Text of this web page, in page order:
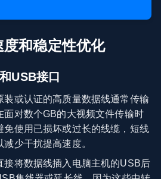
和稳定性优化
USB接口
装或认证的高质量数据线通常传输
面对数个GB的大视频文件传输时
免使用已损坏或过长的线缆，短线
少干扰提高速度。
接将数据线插入电脑主机的USB后